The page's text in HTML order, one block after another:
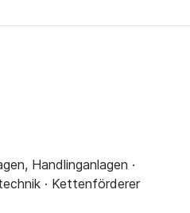
Handlinganlagen ·
· Kettenförderer